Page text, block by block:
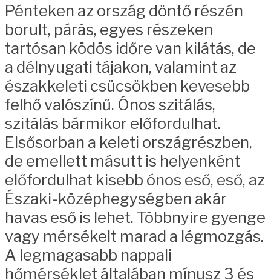
Pénteken az ország döntő részén
borult, párás, egyes részeken
tartósan ködös időre van kilátás, de
a délnyugati tájakon, valamint az
északkeleti csücsökben kevesebb
felhő valószínű. Ónos szitálás,
szitálás bármikor előfordulhat.
Elsősorban a keleti országrészben,
de emellett másutt is helyenként
előfordulhat kisebb ónos eső, eső, az
Északi-középhegységben akár
havas eső is lehet. Többnyire gyenge
vagy mérsékelt marad a légmozgás.
A legmagasabb nappali
hőmérséklet általában mínusz 3 és